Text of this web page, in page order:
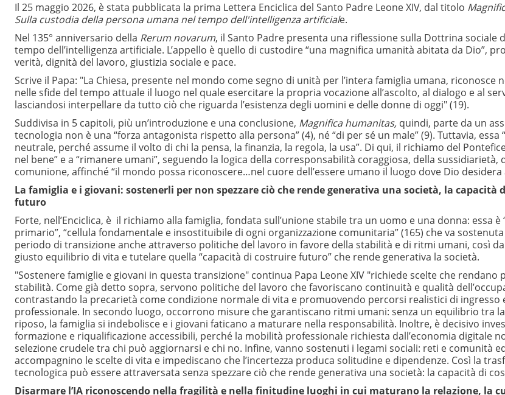
Il 25 maggio 2026, è stata pubblicata la prima Lettera Enciclica del Santo Padre Leone XIV, dal titolo
Sulla custodia della persona umana nel tempo dell'intelligenza artificiale.
Nel 135° anniversario della Rerum novarum, il Santo Padre presenta una riflessione sulla Dottrina sociale
tempo dell’intelligenza artificiale. L’appello è quello di custodire “una magnifica umanità abitata da Dio”,
verità, dignità del lavoro, giustizia sociale e pace.
Scrive il Papa: "La Chiesa, presente nel mondo come segno di unità per l’intera famiglia umana, riconosce
nelle sfide del tempo attuale il luogo nel quale esercitare la propria vocazione all’ascolto, al dialogo e al
lasciandosi interpellare da tutto ciò che riguarda l’esistenza degli uomini e delle donne di oggi" (19).
Suddivisa in 5 capitoli, più un’introduzione e una conclusione, Magnifica humanitas, quindi, parte da un
tecnologia non è una “forza antagonista rispetto alla persona” (4), né “di per sé un male” (9). Tuttavia, essa
neutrale, perché assume il volto di chi la pensa, la finanzia, la regola, la usa”. Di qui, il richiamo del
nel bene” e a “rimanere umani”, seguendo la logica della corresponsabilità coraggiosa, della sussidiarietà,
comunione, affinché “il mondo possa riconoscere…nel cuore dell’essere umano il luogo dove Dio desidera
La famiglia e i giovani: sostenerli per non spezzare ciò che rende generativa una società, la capacità
futuro
Forte, nell’Enciclica, è il richiamo alla famiglia, fondata sull’unione stabile tra un uomo e una donna: essa è
primario”, “cellula fondamentale e insostituibile di ogni organizzazione comunitaria” (165) che va
periodo di transizione anche attraverso politiche del lavoro in favore della stabilità e di ritmi umani, così
giusto equilibrio di vita e tutelare quella “capacità di costruire futuro” che rende generativa la società.
"Sostenere famiglie e giovani in questa transizione" continua Papa Leone XIV "richiede scelte che rendano
stabilità. Come già detto sopra, servono politiche del lavoro che favoriscano continuità e qualità
contrastando la precarietà come condizione normale di vita e promuovendo percorsi realistici di ingresso
professionale. In secondo luogo, occorrono misure che garantiscano ritmi umani: senza un equilibrio tra
riposo, la famiglia si indebolisce e i giovani faticano a maturare nella responsabilità. Inoltre, è decisivo
formazione e riqualificazione accessibili, perché la mobilità professionale richiesta dall’economia digitale
selezione crudele tra chi può aggiornarsi e chi no. Infine, vanno sostenuti i legami sociali: reti e comunità
accompagnino le scelte di vita e impediscano che l’incertezza produca solitudine e dipendenze. Così la
tecnologica può essere attraversata senza spezzare ciò che rende generativa una società: la capacità di
Disarmare l’IA riconoscendo nella fragilità e nella finitudine luoghi in cui maturano la relazione, la